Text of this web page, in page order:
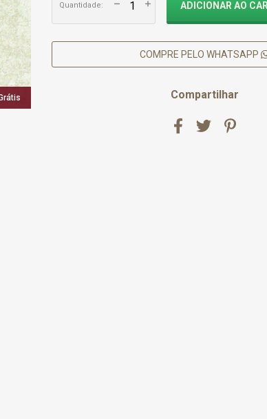
Quantidade:
COMPRE PELO WHATSAPP
Compartilhar